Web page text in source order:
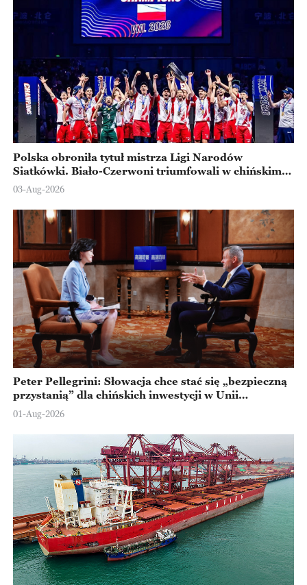
Polska obroniła tytuł mistrza Ligi Narodów
Siatkówki. Biało-Czerwoni triumfowali w chińskim
Ningbo
03-Aug-2026
Peter Pellegrini: Słowacja chce stać się „bezpieczną
przystanią” dla chińskich inwestycji w Unii
Europejskiej
01-Aug-2026